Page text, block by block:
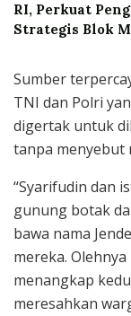
RI, Perkuat
Strategis Blok
Sumber
TNI dan Polri
digertak untuk
tanpa menyebut
“Syarifudin dan
gunung botak
bawa nama
mereka.
menangkap
meresahkan